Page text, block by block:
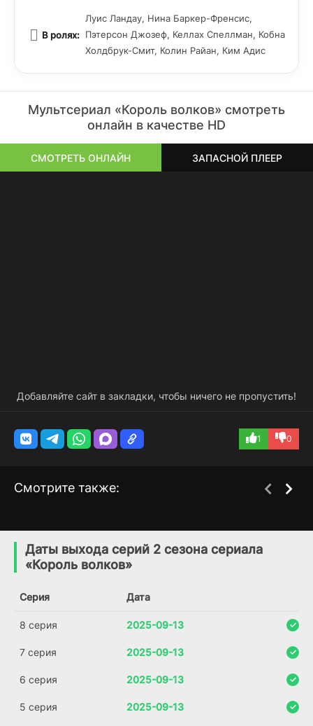
В ролях:
Луис Ландау, Нина Баркер-Френсис,
Пэтерсон Джозеф, Келлах Спеллман, Кобна
Холдбрук-Смит, Колин Райан, Ким Адис
Мультсериал «Король волков» смотреть
онлайн в качестве HD
СМОТРЕТЬ ОНЛАЙН ЗАПАСНОЙ ПЛЕЕР
Добавляйте сайт в закладки, чтобы ничего не пропустить!
1 0
Смотрите также:
в другом мире!
(2023)
Даты выхода серий 2 сезона сериала
«Король волков»
Серия Дата
8 серия 2025-09-13
7 серия 2025-09-13
6 серия 2025-09-13
5 серия 2025-09-13